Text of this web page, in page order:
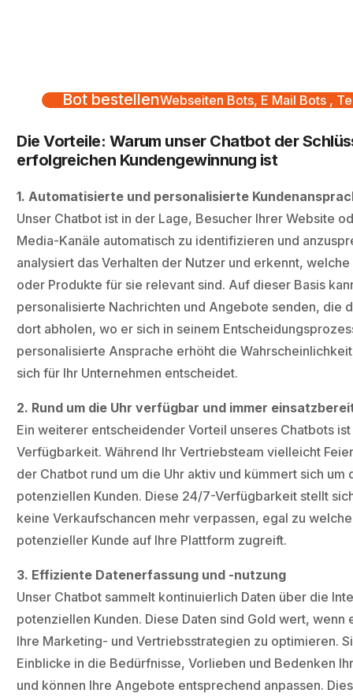
Bot bestellenWebseiten Bots, E Mail Bots ,
Die Vorteile: Warum unser Chatbot der
erfolgreichen Kundengewinnung ist
1. Automatisierte und personalisierte
Unser Chatbot ist in der Lage, Besucher Ihrer Website
Media-Kanäle automatisch zu identifizieren und
analysiert das Verhalten der Nutzer und erkennt,
oder Produkte für sie relevant sind. Auf dieser Basis
personalisierte Nachrichten und Angebote senden, die
dort abholen, wo er sich in seinem
personalisierte Ansprache erhöht die
sich für Ihr Unternehmen entscheidet.
2. Rund um die Uhr verfügbar und immer
Ein weiterer entscheidender Vorteil unseres Chatbots
Verfügbarkeit. Während Ihr Vertriebsteam vielleicht
der Chatbot rund um die Uhr aktiv und kümmert sich um
potenziellen Kunden. Diese 24/7-Verfügbarkeit stellt
keine Verkaufschancen mehr verpassen, egal zu
potenzieller Kunde auf Ihre Plattform zugreift.
3. Effiziente Datenerfassung und -nutzung
Unser Chatbot sammelt kontinuierlich Daten über die
potenziellen Kunden. Diese Daten sind Gold wert, wenn
Ihre Marketing- und Vertriebsstrategien zu optimieren.
Einblicke in die Bedürfnisse, Vorlieben und Bedenken
und können Ihre Angebote entsprechend anpassen.